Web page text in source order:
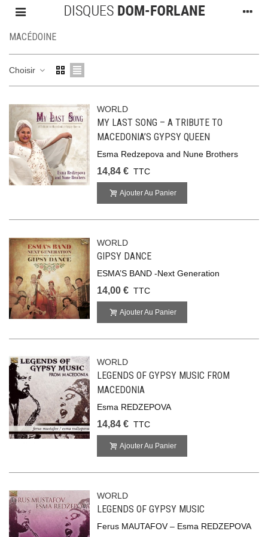
MACÉDOINE
Choisir
WORLD
MY LAST SONG – A TRIBUTE TO
MACEDONIA’S GYPSY QUEEN
Esma Redzepova and Nune Brothers
14,84 € TTC
Ajouter Au Panier
WORLD
GIPSY DANCE
ESMA’S BAND -Next Generation
14,00 € TTC
Ajouter Au Panier
WORLD
LEGENDS OF GYPSY MUSIC FROM
MACEDONIA
Esma REDZEPOVA
14,84 € TTC
Ajouter Au Panier
WORLD
LEGENDS OF GYPSY MUSIC
Ferus MAUTAFOV – Esma REDZEPOVA